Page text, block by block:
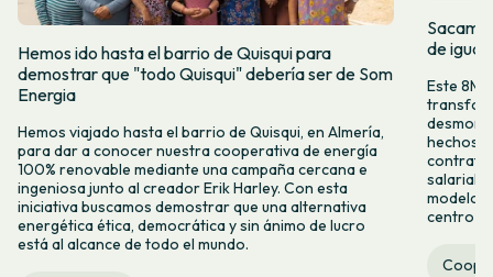
Hemos ido hasta el barrio de Quisqui para
demostrar que "todo Quisqui" debería ser de Som
Energia
Hemos viajado hasta el barrio de Quisqui, en Almería,
para dar a conocer nuestra cooperativa de energía
100% renovable mediante una campaña cercana e
ingeniosa junto al creador Erik Harley. Con esta
iniciativa buscamos demostrar que una alternativa
energética ética, democrática y sin ánimo de lucro
está al alcance de todo el mundo.
de
Este 8M,
hechos y
salarial y
modelo
centro